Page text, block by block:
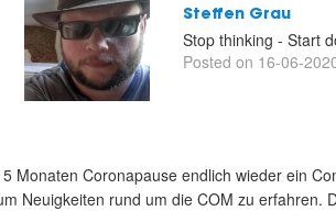
Steffen Grau
Stop thinking - Start
Posted on 16-06-
Monaten Coronapause endlich wieder ein
Neuigkeiten rund um die COM zu erfahren.